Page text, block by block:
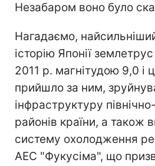
Незабаром воно було
Нагадаємо,
історію Японії
2011 р. магнітудою 9,0 і
прийшло за ним,
інфраструктуру
районів країни, а також
систему охолодження
АЕС "Фукусіма", що